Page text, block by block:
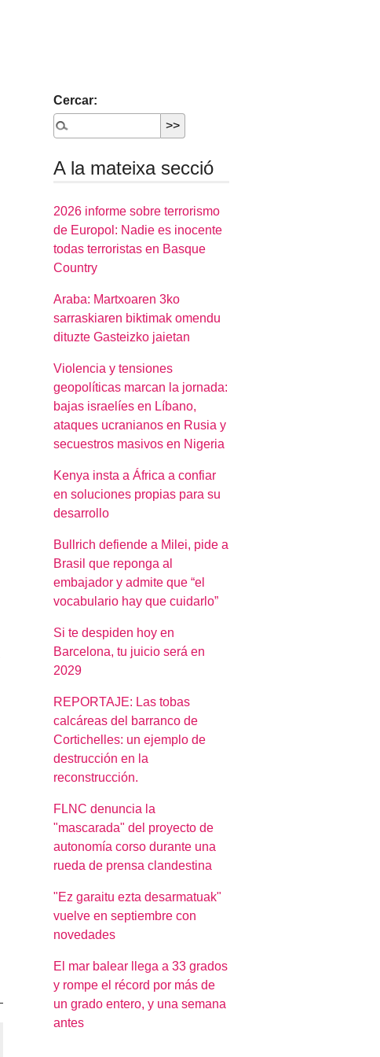
Cercar:
A la mateixa secció
2026 informe sobre terrorismo
de Europol: Nadie es inocente
todas terroristas en Basque
Country
Araba: Martxoaren 3ko
sarraskiaren biktimak omendu
dituzte Gasteizko jaietan
Violencia y tensiones
geopolíticas marcan la jornada:
bajas israelíes en Líbano,
ataques ucranianos en Rusia y
secuestros masivos en Nigeria
Kenya insta a África a confiar
en soluciones propias para su
desarrollo
Bullrich defiende a Milei, pide a
Brasil que reponga al
embajador y admite que “el
vocabulario hay que cuidarlo”
Si te despiden hoy en
Barcelona, tu juicio será en
2029
REPORTAJE: Las tobas
calcáreas del barranco de
Cortichelles: un ejemplo de
destrucción en la
reconstrucción.
FLNC denuncia la
"mascarada" del proyecto de
autonomía corso durante una
rueda de prensa clandestina
"Ez garaitu ezta desarmatuak"
vuelve en septiembre con
novedades
El mar balear llega a 33 grados
y rompe el récord por más de
un grado entero, y una semana
antes